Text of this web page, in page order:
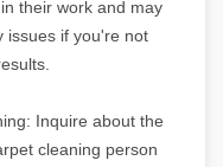
their work and may
issues if you're not
Inquire about the
cleaning person